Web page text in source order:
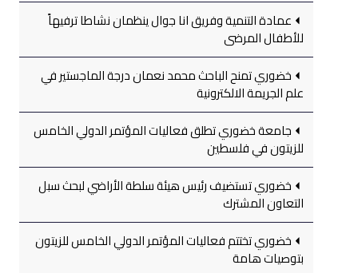
عمادة التنمية وفريق انا جوال ينظمان نشاطا ترفيهاً
للأطفال المرضى
خضوري تمنح الباحث محمد نعمان درجة الماجستير في
علم الجريمة الالكترونية
جامعة خضوري تطلق فعاليات المؤتمر الدولي الخامس
للزيتون في فلسطين
خضوري تستضيف رئيس هيئة سلطة الأراضي لبحث سبل
التعاون المشترك
خضوري تختتم فعاليات المؤتمر الدولي الخامس للزيتون
بتوصيات هامة